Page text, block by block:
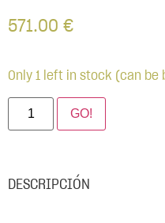
571.00 €
Only 1 left in stock (can be
GO!
DESCRIPCIÓN